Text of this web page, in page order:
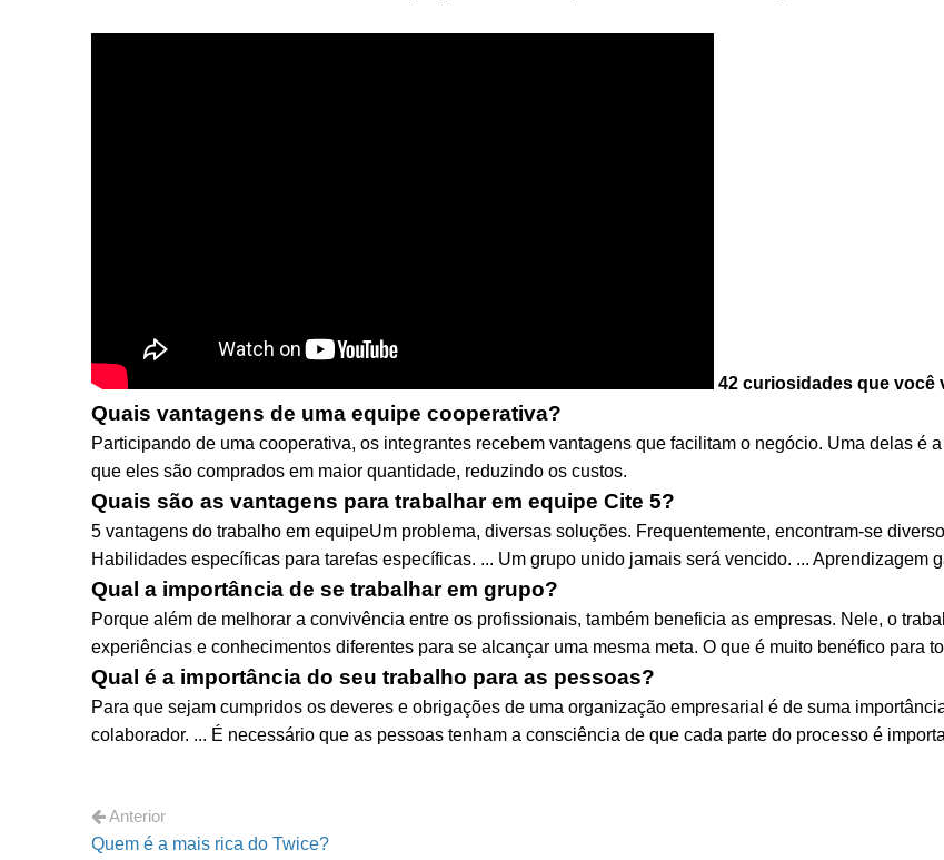
42 curiosidades que você
Quais vantagens de uma equipe cooperativa?
Participando de uma cooperativa, os integrantes recebem vantagens que facilitam o negócio. Uma delas é
que eles são comprados em maior quantidade, reduzindo os custos.
Quais são as vantagens para trabalhar em equipe Cite 5?
5 vantagens do trabalho em equipeUm problema, diversas soluções. Frequentemente, encontram-se
Habilidades específicas para tarefas específicas. ... Um grupo unido jamais será vencido. ... Aprendizagem
Qual a importância de se trabalhar em grupo?
Porque além de melhorar a convivência entre os profissionais, também beneficia as empresas. Nele, o
experiências e conhecimentos diferentes para se alcançar uma mesma meta. O que é muito benéfico para
Qual é a importância do seu trabalho para as pessoas?
Para que sejam cumpridos os deveres e obrigações de uma organização empresarial é de suma
colaborador. ... É necessário que as pessoas tenham a consciência de que cada parte do processo é
Anterior
Quem é a mais rica do Twice?